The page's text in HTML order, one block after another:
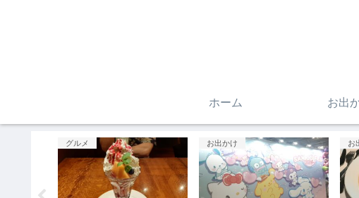
ホーム お出
コスメ お出かけ グ